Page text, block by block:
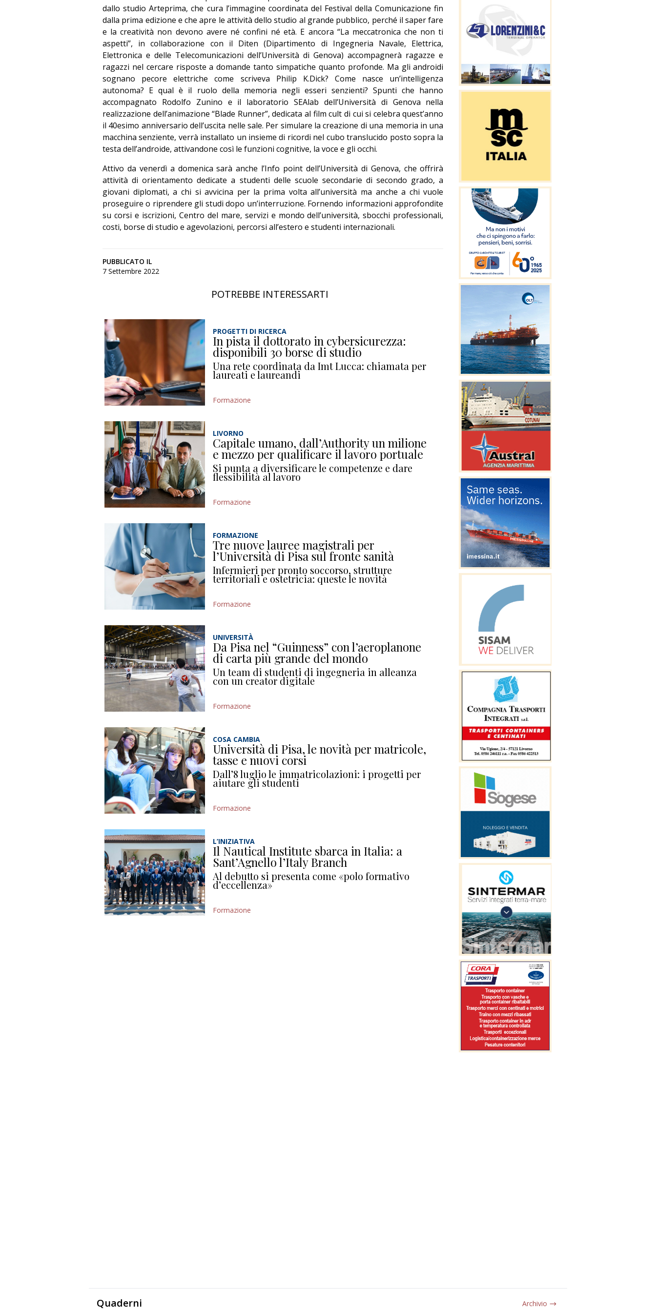
dallo studio Arteprima, che cura l’immagine coordinata del Festival della Comunicazione fin
dalla prima edizione e che apre le attività dello studio al grande pubblico, perché il saper fare
e la creatività non devono avere né confini né età. E ancora “La meccatronica che non ti
aspetti”, in collaborazione con il Diten (Dipartimento di Ingegneria Navale, Elettrica,
Elettronica e delle Telecomunicazioni dell’Università di Genova) accompagnerà ragazze e
ragazzi nel cercare risposte a domande tanto simpatiche quanto profonde. Ma gli androidi
sognano pecore elettriche come scriveva Philip K.Dick? Come nasce un’intelligenza
autonoma? E qual è il ruolo della memoria negli esseri senzienti? Spunti che hanno
accompagnato Rodolfo Zunino e il laboratorio SEAlab dell’Università di Genova nella
realizzazione dell’animazione “Blade Runner”, dedicata al film cult di cui si celebra quest’anno
il 40esimo anniversario dell’uscita nelle sale. Per simulare la creazione di una memoria in una
macchina senziente, verrà installato un insieme di ricordi nel cubo translucido posto sopra la
testa dell’androide, attivandone così le funzioni cognitive, la voce e gli occhi.
Attivo da venerdì a domenica sarà anche l’Info point dell’Università di Genova, che offrirà
attività di orientamento dedicate a studenti delle scuole secondarie di secondo grado, a
giovani diplomati, a chi si avvicina per la prima volta all’università ma anche a chi vuole
proseguire o riprendere gli studi dopo un’interruzione. Fornendo informazioni approfondite
su corsi e iscrizioni, Centro del mare, servizi e mondo dell’università, sbocchi professionali,
costi, borse di studio e agevolazioni, percorsi all’estero e studenti internazionali.
PUBBLICATO IL
7 Settembre 2022
POTREBBE INTERESSARTI
PROGETTI DI RICERCA
In pista il dottorato in cybersicurezza:
disponibili 30 borse di studio
Una rete coordinata da Imt Lucca: chiamata per
laureati e laureandi
Formazione
LIVORNO
Capitale umano, dall’Authority un milione
e mezzo per qualificare il lavoro portuale
Si punta a diversificare le competenze e dare
flessibilità al lavoro
Formazione
FORMAZIONE
Tre nuove lauree magistrali per
l’Università di Pisa sul fronte sanità
Infermieri per pronto soccorso, strutture
territoriali e ostetricia: queste le novità
Formazione
UNIVERSITÀ
Da Pisa nel “Guinness” con l’aeroplanone
di carta più grande del mondo
Un team di studenti di ingegneria in alleanza
con un creator digitale
Formazione
COSA CAMBIA
Università di Pisa, le novità per matricole,
tasse e nuovi corsi
Dall’8 luglio le immatricolazioni: i progetti per
aiutare gli studenti
Formazione
L’INIZIATIVA
Il Nautical Institute sbarca in Italia: a
Sant’Agnello l’Italy Branch
Al debutto si presenta come «polo formativo
d’eccellenza»
Formazione
Quaderni Archivio